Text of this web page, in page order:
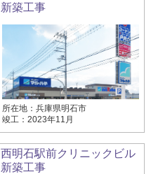
新築工事
所在地：兵庫県明石市
竣工：2023年11月
西明石駅前クリニックビル
新築工事